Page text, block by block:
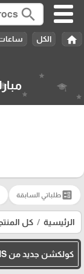
search
home الكل
ballotطلباتي السابقة
الرئيسية كل
كولكشن جديد من COMPLEX JEANS الان متوفر في متجرنا